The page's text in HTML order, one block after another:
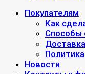
Покупателям
Как
Способы
Доставка
Новости